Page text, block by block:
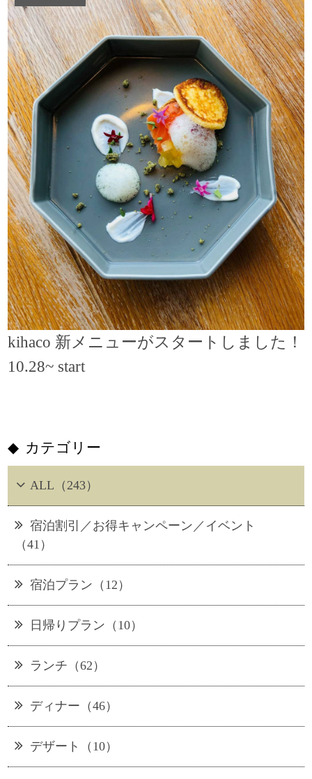
kihaco 新メニューがスタートしました！
10.28~ start
カテゴリー
ALL（243）
宿泊割引／お得キャンペーン／イベント
（41）
宿泊プラン（12）
日帰りプラン（10）
ランチ（62）
ディナー（46）
デザート（10）